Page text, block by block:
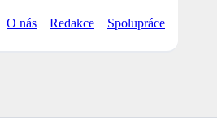
O nás Redakce Spolupráce